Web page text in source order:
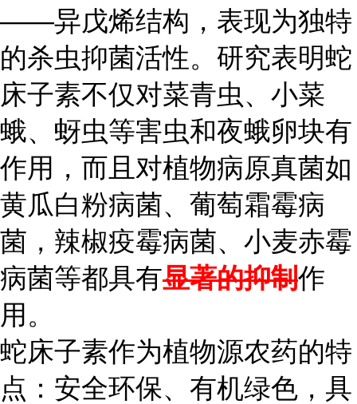
——异戊烯结构，表现为独特
的杀虫抑菌活性。研究表明蛇
床子素不仅对菜青虫、小菜
蛾、蚜虫等害虫和夜蛾卵块有
作用，而且对植物病原真菌如
黄瓜白粉病菌、葡萄霜霉病
菌，辣椒疫霉病菌、小麦赤霉
病菌等都具有显著的抑制作
用。
蛇床子素作为植物源农药的特
点：安全环保、有机绿色，具